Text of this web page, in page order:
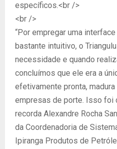
específicos.<br />
<br />
“Por empregar uma
bastante intuitivo, o
necessidade e quando
concluímos que ele era a
efetivamente pronta,
empresas de porte. Isso foi
recorda Alexandre Rocha
da Coordenadoria de
Ipiranga Produtos de